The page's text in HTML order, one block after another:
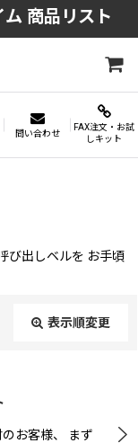
商品リスト
問い合わせ
FAX注文・お試
しキット
び出しベルを お手頃
表示順変更
お客様、 まず